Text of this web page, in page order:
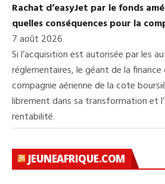
Rachat d’easyJet par le fonds
quelles conséquences pour la
7 août 2026
Si l’acquisition est autorisée par les
réglementaires, le géant de la
compagnie aérienne de la cote
librement dans sa transformation et
rentabilité.
JEUNEAFRIQUE.COM